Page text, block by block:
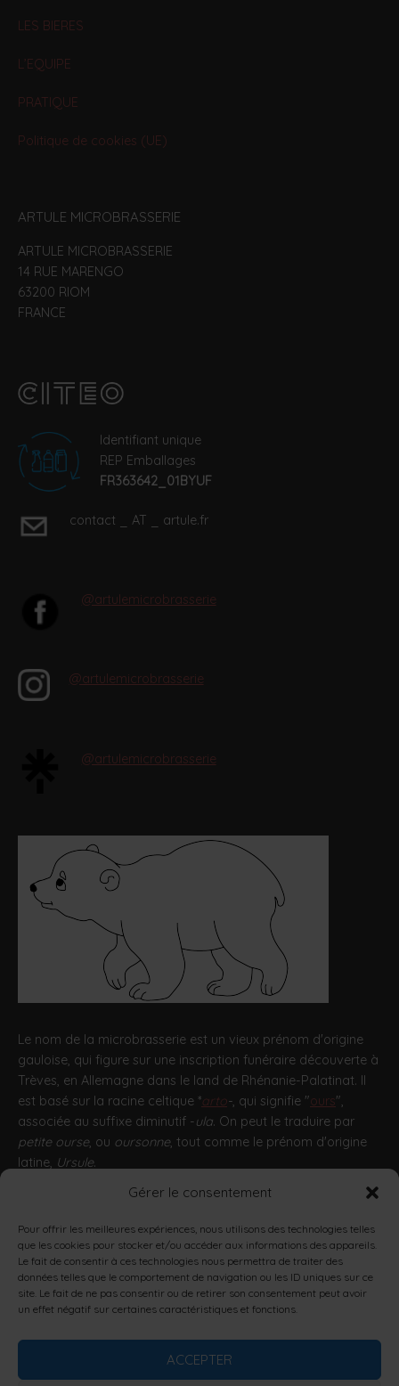
Gérer le consentement
Pour offrir les meilleures expériences, nous utilisons des technologies telles
que les cookies pour stocker et/ou accéder aux informations des appareils.
Le fait de consentir à ces technologies nous permettra de traiter des
données telles que le comportement de navigation ou les ID uniques sur ce
site. Le fait de ne pas consentir ou de retirer son consentement peut avoir
un effet négatif sur certaines caractéristiques et fonctions.
ACCEPTER
LES BIERES
L’EQUIPE
PRATIQUE
Politique de cookies (UE)
ARTULE MICROBRASSERIE
ARTULE MICROBRASSERIE
14 RUE MARENGO
63200 RIOM
FRANCE
Identifiant unique
REP Emballages
FR363642_01BYUF
contact _ AT _ artule.fr
@artulemicrobrasserie
@artulemicrobrasserie
@artulemicrobrasserie
Le nom de la microbrasserie est un vieux prénom d'origine
gauloise, qui figure sur une inscription funéraire découverte à
Trèves, en Allemagne dans le land de Rhénanie-Palatinat. Il
est basé sur la racine celtique *arto-, qui signifie "ours",
associée au suffixe diminutif -ula. On peut le traduire par
petite ourse, ou oursonne, tout comme le prénom d'origine
latine, Ursule.
http://encyclopedie.arbre-celtique.com/artula-11963.htm
L’ABUS D’ALCOOL EST DANGEREUX POUR LA SANTÉ, À
CONSOMMER AVEC MODÉRATION.
LA CONSOMMATION D’ALCOOL EST VIVEMENT
DÉCONSEILLÉE AUX FEMMES ENCEINTES.
EST INTERDITE.